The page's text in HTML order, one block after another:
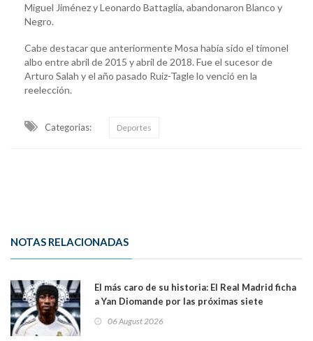
Miguel Jiménez y Leonardo Battaglia, abandonaron Blanco y
Negro.
Cabe destacar que anteriormente Mosa había sido el timonel
albo entre abril de 2015 y abril de 2018. Fue el sucesor de
Arturo Salah y el año pasado Ruiz-Tagle lo venció en la
reelección.
Categorias: Deportes
NOTAS RELACIONADAS
El más caro de su historia: El Real Madrid ficha
a Yan Diomande por las próximas siete
06 August 2026